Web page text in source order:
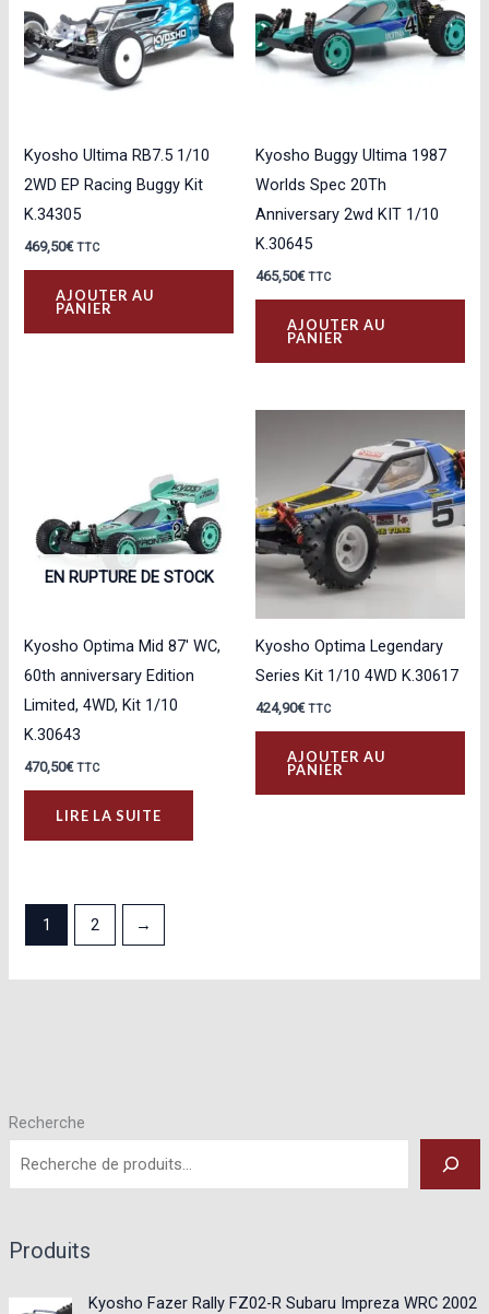
Recherche
Produits
Kyosho Fazer Rally FZ02-R Subaru Impreza WRC 2002
Kyosho Ultima RB7.5 1/10
2WD EP Racing Buggy Kit
K.34305
469,50€ TTC
AJOUTER AU
PANIER
Kyosho Buggy Ultima 1987
Worlds Spec 20Th
Anniversary 2wd KIT 1/10
K.30645
465,50€ TTC
AJOUTER AU
PANIER
EN RUPTURE DE STOCK
Kyosho Optima Mid 87′ WC,
60th anniversary Edition
Limited, 4WD, Kit 1/10
K.30643
470,50€ TTC
LIRE LA SUITE
Kyosho Optima Legendary
Series Kit 1/10 4WD K.30617
424,90€ TTC
AJOUTER AU
PANIER
1 2 →